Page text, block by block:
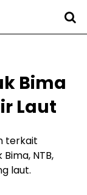
Bima
Laut
terkait
NTB,
laut.